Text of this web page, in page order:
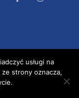
Projekt i
usługi na
strony oznacza,